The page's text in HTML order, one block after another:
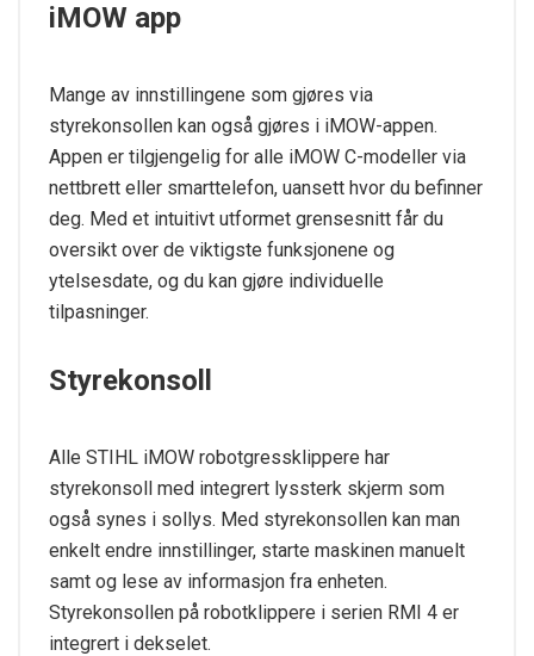
iMOW app
Mange av innstillingene som gjøres via
styrekonsollen kan også gjøres i iMOW-appen.
Appen er tilgjengelig for alle iMOW C-modeller via
nettbrett eller smarttelefon, uansett hvor du befinner
deg. Med et intuitivt utformet grensesnitt får du
oversikt over de viktigste funksjonene og
ytelsesdate, og du kan gjøre individuelle
tilpasninger.
Styrekonsoll
Alle STIHL iMOW robotgressklippere har
styrekonsoll med integrert lyssterk skjerm som
også synes i sollys. Med styrekonsollen kan man
enkelt endre innstillinger, starte maskinen manuelt
samt og lese av informasjon fra enheten.
Styrekonsollen på robotklippere i serien RMI 4 er
integrert i dekselet.